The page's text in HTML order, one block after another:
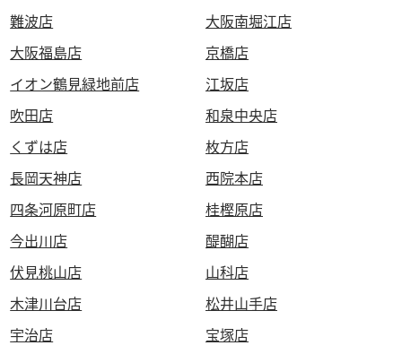
難波店
大阪南堀江店
大阪福島店
京橋店
イオン鶴見緑地前店
江坂店
吹田店
和泉中央店
くずは店
枚方店
長岡天神店
西院本店
四条河原町店
桂樫原店
今出川店
醍醐店
伏見桃山店
山科店
木津川台店
松井山手店
宇治店
宝塚店